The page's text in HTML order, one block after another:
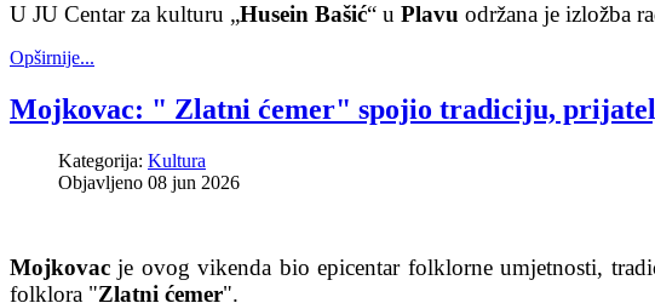
U JU Centar za kulturu „Husein Bašić“ u Plavu održana je izložba
Opširnije...
Mojkovac: " Zlatni ćemer" spojio tradiciju,
Kategorija: Kultura
Objavljeno 08 jun 2026
Mojkovac je ovog vikenda bio epicentar folklorne umjetnosti,
folklora "Zlatni ćemer".